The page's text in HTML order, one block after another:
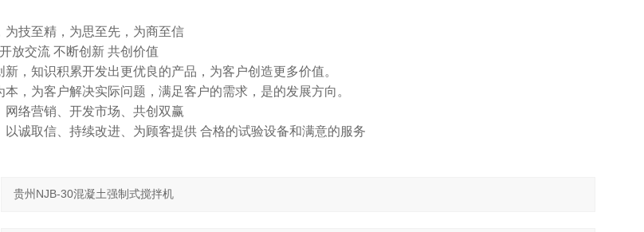
为技至精，为思至先，为商至信
放交流 不断创新 共创价值
，知识积累开发出更优良的产品，为客户创造更多价值。
，为客户解决实际问题，满足客户的需求，是的发展方向。
网络营销、开发市场、共创双赢
以诚取信、持续改进、为顾客提供 合格的试验设备和满意的服务